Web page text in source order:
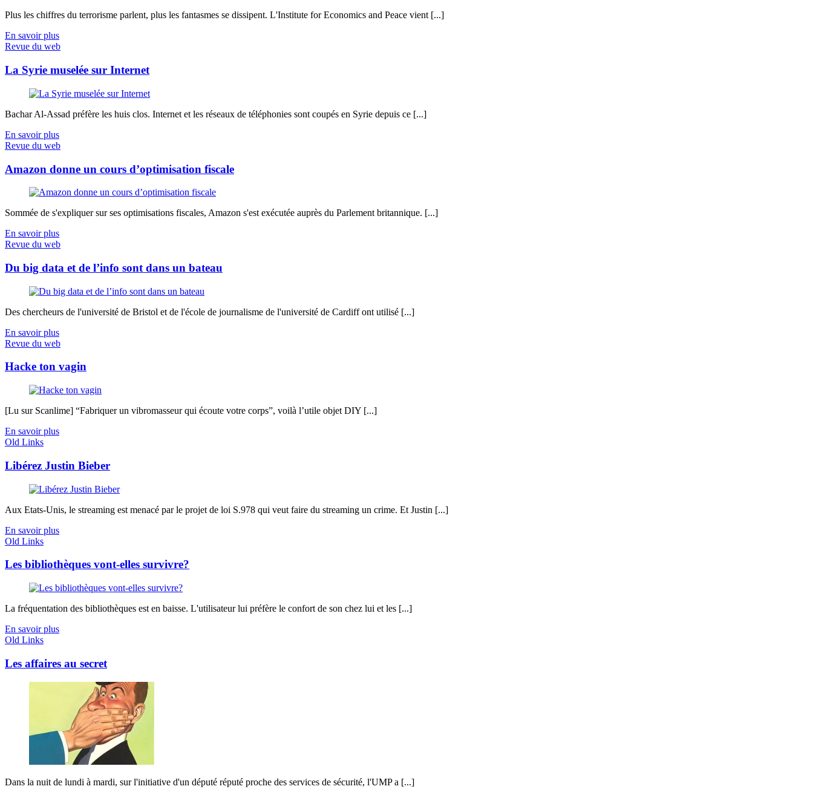
Plus les chiffres du terrorisme parlent, plus les fantasmes se dissipent. L'Institute for Economics and Peace vient [...]
En savoir plus
Revue du web
La Syrie muselée sur Internet
Bachar Al-Assad préfère les huis clos. Internet et les réseaux de téléphonies sont coupés en Syrie depuis ce [...]
En savoir plus
Revue du web
Amazon donne un cours d’optimisation fiscale
Sommée de s'expliquer sur ses optimisations fiscales, Amazon s'est exécutée auprès du Parlement britannique. [...]
En savoir plus
Revue du web
Du big data et de l’info sont dans un bateau
Des chercheurs de l'université de Bristol et de l'école de journalisme de l'université de Cardiff ont utilisé [...]
En savoir plus
Revue du web
Hacke ton vagin
[Lu sur Scanlime] “Fabriquer un vibromasseur qui écoute votre corps”, voilà l’utile objet DIY [...]
En savoir plus
Old Links
Libérez Justin Bieber
Aux Etats-Unis, le streaming est menacé par le projet de loi S.978 qui veut faire du streaming un crime. Et Justin [...]
En savoir plus
Old Links
Les bibliothèques vont-elles survivre?
La fréquentation des bibliothèques est en baisse. L'utilisateur lui préfère le confort de son chez lui et les [...]
En savoir plus
Old Links
Les affaires au secret
Dans la nuit de lundi à mardi, sur l'initiative d'un député réputé proche des services de sécurité, l'UMP a [...]